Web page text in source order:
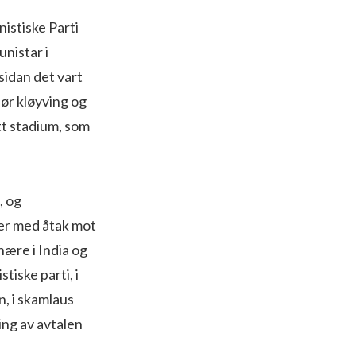
Parti
i
det vart
kløyving og
stadium, som
og
med åtak mot
i India og
parti, i
i skamlaus
av avtalen